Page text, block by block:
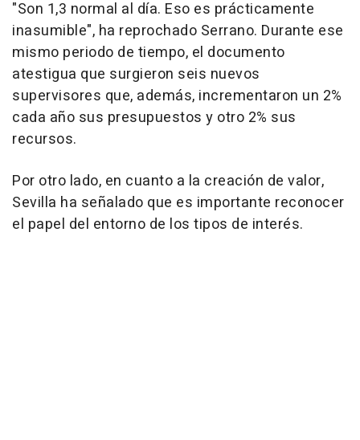
"Son 1,3 normal al día. Eso es prácticamente
inasumible", ha reprochado Serrano. Durante ese
mismo periodo de tiempo, el documento
atestigua que surgieron seis nuevos
supervisores que, además, incrementaron un 2%
cada año sus presupuestos y otro 2% sus
recursos.
Por otro lado, en cuanto a la creación de valor,
Sevilla ha señalado que es importante reconocer
el papel del entorno de los tipos de interés.